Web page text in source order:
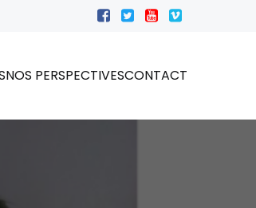
NOS PERSPECTIVESCONTACT